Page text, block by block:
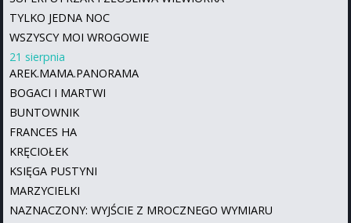
TYLKO JEDNA NOC
WSZYSCY MOI WROGOWIE
21 sierpnia
AREK.MAMA.PANORAMA
BOGACI I MARTWI
BUNTOWNIK
FRANCES HA
KRĘCIOŁEK
KSIĘGA PUSTYNI
MARZYCIELKI
NAZNACZONY: WYJŚCIE Z MROCZNEGO WYMIARU